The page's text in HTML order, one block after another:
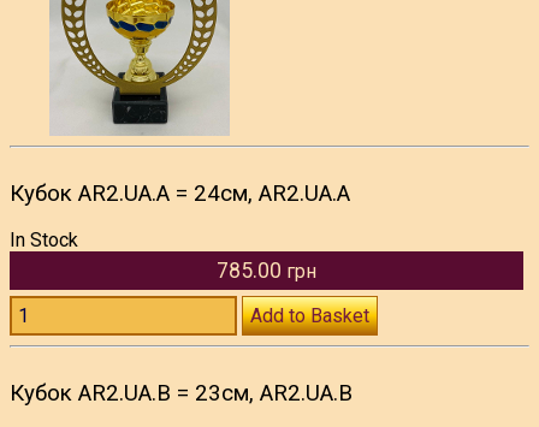
Кубок AR2.UA.A = 24см, AR2.UA.A
In Stock
785.00 грн
Add to Basket
Кубок AR2.UA.B = 23см, AR2.UA.B